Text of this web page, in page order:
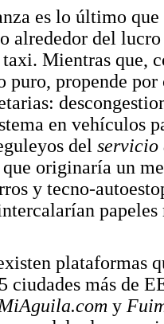
es lo último
alrededor del
Mientras que,
puro, propende
en vehículos
del servicio
originaría un
y tecno-
plataformas
ciudades más de
MiAguila.com y